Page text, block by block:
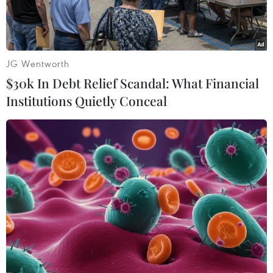
tư cách là thư kýbáo chí, tôi chỉ biết rằng trong
cuộc hội đàm, Tổng thống không nhận được
vàcũng không có một thỏa thuận nào như thế.
Có thể có một thông tin nào đó lọt ranhưng
Tuy nhiên, người phát ngôn cho hay: “Mỹ đã
hợp tác rất nhiều về quân sự vớiIsrael. Trước
đây Mỹ cũng đã cung cấp cho quân đội Israel và
tôi chắc chắn Mỹcũng sẽ tiếp tục làm việc này.”
Dư luận truyền thông Mỹ cho biết trong cuộc
hội đàm với Tổng thống Barack Obamangày 5/3
tại Nhà Trắng, Thủ tướng Israel Benjamin
Netanyahu đã đề nghị Mỹ cungcấp bom phá
boongke loại cực mạnh và máy bay tiếp dầu
JG Wentworth
$30k In Debt Relief Scandal: What Financial
Institutions Quietly Conceal